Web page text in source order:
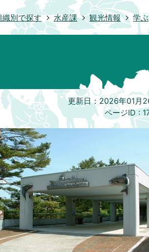
織別で探す 水産課 観光情報 学ぶ
更新日：2026年01月
ページID :